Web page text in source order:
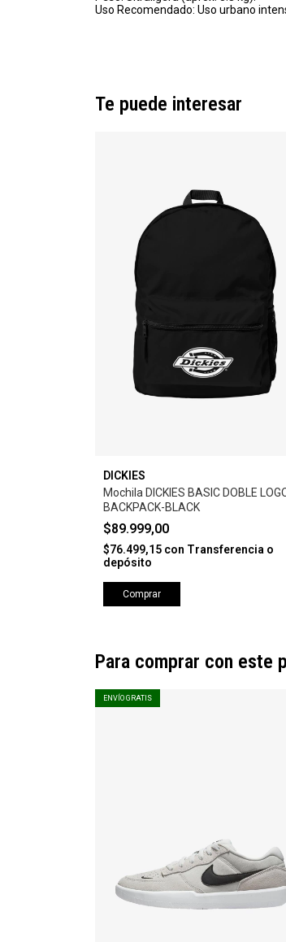
Uso Recomendado: Uso urbano
Te puede interesar
DICKIES
Mochila DICKIES BASIC DOBLE
BACKPACK-BLACK
$89.999,00
$76.499,15 con Transferencia o
depósito
Comprar
Para comprar con este
ENVÍO GRATIS